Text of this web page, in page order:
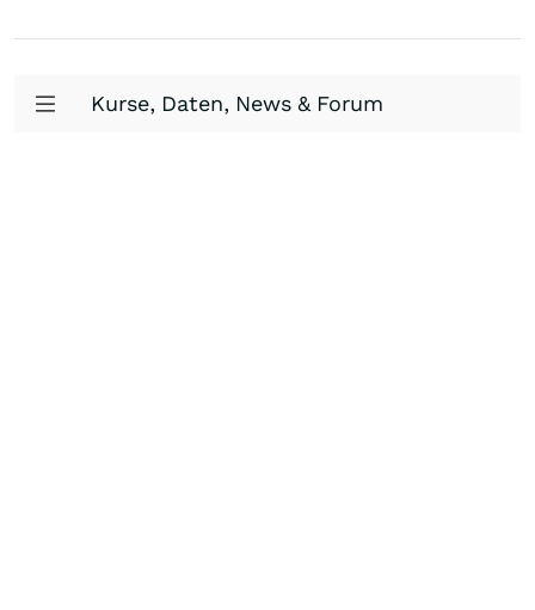
Kurse, Daten, News & Forum